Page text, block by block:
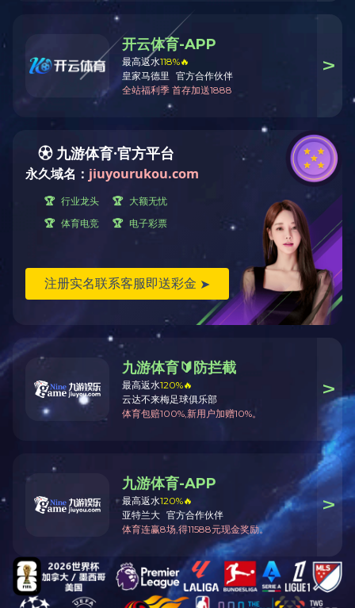
下一篇：
怀化市主城区至中方县城供水主管网连通工程怀黔路
联系
CONTACT
邮编：418000
电话：0745-2720623
手机：0745-2720623